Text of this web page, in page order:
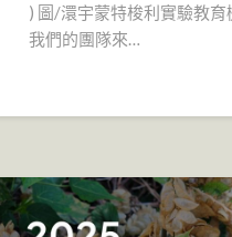
) 圖/澴宇蒙特梭利實驗教育
我們的團隊來…